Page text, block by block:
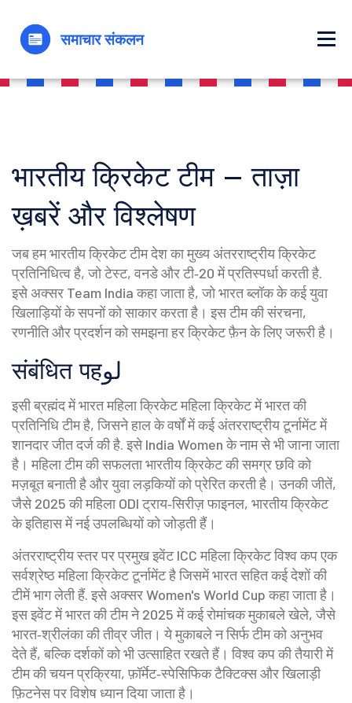
भारतीय क्रिकेट टीम – ताज़ा
ख़बरें और विश्लेषण
जब हमभारतीय क्रिकेट टीमदेश का मुख्य अंतरराष्ट्रीय क्रिकेट
प्रतिनिधित्व है, जो टेस्ट, वनडे और टी‑20 में प्रतिस्पर्धा करती है.
इसे अक्सर Team Indiaकहा जाता है, जो भारत ब्लॉक के कई युवा
खिलाड़ियों के सपनों को साकार करता है। इस टीम की संरचना,
रणनीति और प्रदर्शन को समझना हर क्रिकेट फ़ैन के लिए जरूरी है।
संबंधित पहلو
इसी ब्रह्मंद मेंभारत महिला क्रिकेटमहिला क्रिकेट में भारत की
प्रतिनिधि टीम है, जिसने हाल के वर्षों में कई अंतरराष्ट्रीय टूर्नामेंट में
शानदार जीत दर्ज की है. इसेIndia Womenके नाम से भी जाना जाता
है। महिला टीम की सफलता भारतीय क्रिकेट की समग्र छवि को
मज़बूत बनाती है और युवा लड़कियों को प्रेरित करती है। उनकी जीतें,
जैसे 2025 की महिला ODI ट्राय‑सिरीज़ फाइनल, भारतीय क्रिकेट
के इतिहास में नई उपलब्धियों को जोड़ती हैं।
अंतरराष्ट्रीय स्तर पर प्रमुख इवेंटICC महिला क्रिकेट विश्व कपएक
सर्वश्रेष्ठ महिला क्रिकेट टूर्नामेंट है जिसमें भारत सहित कई देशों की
टीमें भाग लेती हैं. इसे अक्सरWomen's World Cupकहा जाता है।
इस इवेंट में भारत की टीम ने 2025 में कई रोमांचक मुकाबले खेले, जैसे
भारत‑श्रीलंका की तीव्र जीत। ये मुकाबले न सिर्फ टीम को अनुभव
देते हैं, बल्कि दर्शकों को भी उत्साहित रखते हैं। विश्व कप की तैयारी में
टीम की चयन प्रक्रिया, फ़ॉर्मेट‑स्पेसिफिक टैक्टिक्स और खिलाड़ी
फ़िटनेस पर विशेष ध्यान दिया जाता है।